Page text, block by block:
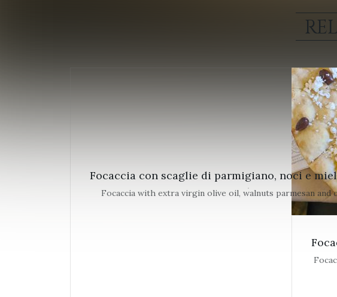
Focaccia con scaglie di parmigiano, noci e
Focaccia with extra virgin olive oil, walnuts parmesan and